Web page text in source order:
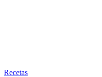
Recetas